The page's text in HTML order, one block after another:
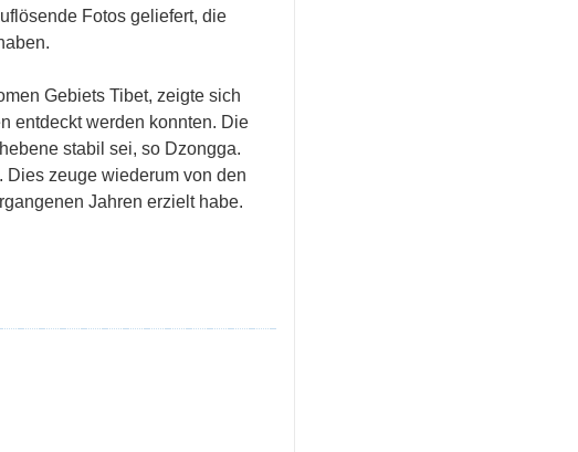
Fotos geliefert, die
Gebiets Tibet, zeigte sich
entdeckt werden konnten. Die
stabil sei, so Dzongga.
Dies zeuge wiederum von den
Jahren erzielt habe.